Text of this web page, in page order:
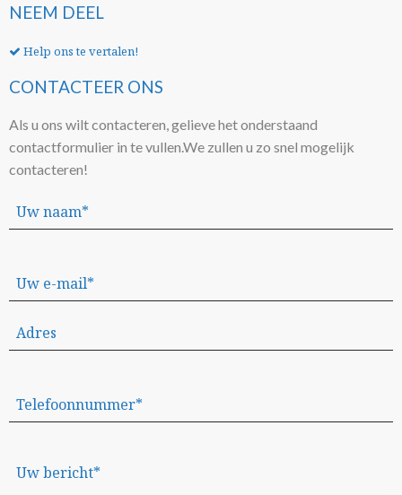
NEEM DEEL
Help ons te vertalen!
CONTACTEER ONS
Als u ons wilt contacteren, gelieve het onderstaand
contactformulier in te vullen.We zullen u zo snel mogelijk
contacteren!